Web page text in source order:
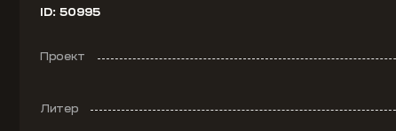
ID: 50995
Проект
Литер